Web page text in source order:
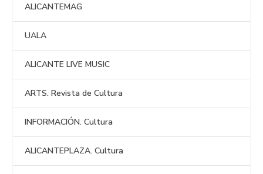
ALICANTEMAG
UALA
ALICANTE LIVE MUSIC
ARTS. Revista de Cultura
INFORMACIÓN. Cultura
ALICANTEPLAZA. Cultura